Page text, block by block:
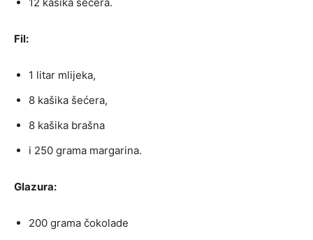
Fil:
1 litar mlijeka,
8 kašika šećera,
8 kašika brašna
i 250 grama margarina.
Glazura:
200 grama čokolade